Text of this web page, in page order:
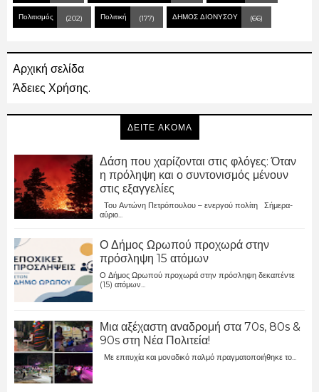
Πολιτισμός (202) Πολιτική (177) ΔΗΜΟΣ ΔΙΟΝΥΣΟΥ (66)
Αρχική σελίδα
Άδειες Χρήσης.
ΔΕΙΤΕ ΑΚΟΜΑ
Δάση που χαρίζονται στις φλόγες: Όταν
η πρόληψη και ο συντονισμός μένουν
στις εξαγγελίες
Του Αντώνη Πετρόπουλου – ενεργού πολίτη Σήμερα-
αύριο...
Ο Δήμος Ωρωπού προχωρά στην
πρόσληψη 15 ατόμων
Ο Δήμος Ωρωπού προχωρά στην πρόσληψη δεκαπέντε
(15) ατόμων...
Μια αξέχαστη αναδρομή στα 70s, 80s &
90s στη Νέα Πολιτεία!
Με επιτυχία και μοναδικό παλμό πραγματοποιήθηκε το...